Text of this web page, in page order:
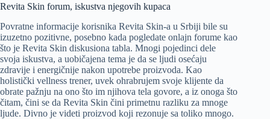
Revita Skin forum, iskustva njegovih kupaca
Povratne informacije korisnika Revita Skin-a u Srbiji bile su
izuzetno pozitivne, posebno kada pogledate onlajn forume kao
što je Revita Skin diskusiona tabla. Mnogi pojedinci dele
svoja iskustva, a uobičajena tema je da se ljudi osećaju
zdravije i energičnije nakon upotrebe proizvoda. Kao
holistički vellness trener, uvek ohrabrujem svoje klijente da
obrate pažnju na ono što im njihova tela govore, a iz onoga što
čitam, čini se da Revita Skin čini primetnu razliku za mnoge
ljude. Divno je videti proizvod koji rezonuje sa toliko mnogo.